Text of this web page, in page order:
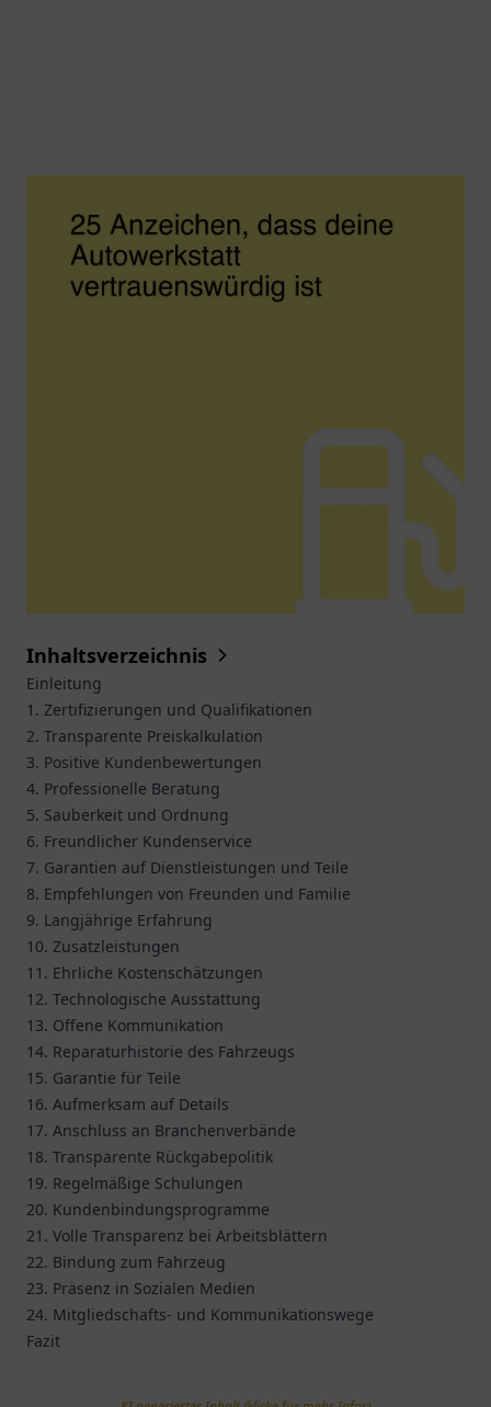
Inhaltsverzeichnis
Einleitung
1. Zertifizierungen und Qualifikationen
2. Transparente Preiskalkulation
3. Positive Kundenbewertungen
4. Professionelle Beratung
5. Sauberkeit und Ordnung
6. Freundlicher Kundenservice
7. Garantien auf Dienstleistungen und Teile
8. Empfehlungen von Freunden und Familie
9. Langjährige Erfahrung
10. Zusatzleistungen
11. Ehrliche Kostenschätzungen
12. Technologische Ausstattung
13. Offene Kommunikation
14. Reparaturhistorie des Fahrzeugs
15. Garantie für Teile
16. Aufmerksam auf Details
17. Anschluss an Branchenverbände
18. Transparente Rückgabepolitik
19. Regelmäßige Schulungen
20. Kundenbindungsprogramme
21. Volle Transparenz bei Arbeitsblättern
22. Bindung zum Fahrzeug
23. Präsenz in Sozialen Medien
24. Mitgliedschafts- und Kommunikationswege
Fazit